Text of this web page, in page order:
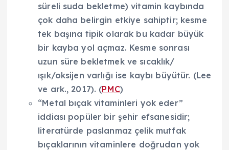
süreli suda bekletme) vitamin kaybında
çok daha belirgin etkiye sahiptir; kesme
tek başına tipik olarak bu kadar büyük
bir kayba yol açmaz. Kesme sonrası
uzun süre bekletmek ve sıcaklık/
ışık/oksijen varlığı ise kaybı büyütür. (Lee
ve ark., 2017). (PMC)
“Metal bıçak vitaminleri yok eder”
iddiası popüler bir şehir efsanesidir;
literatürde paslanmaz çelik mutfak
bıçaklarının vitaminlere doğrudan yok